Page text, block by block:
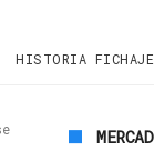
HISTORIA